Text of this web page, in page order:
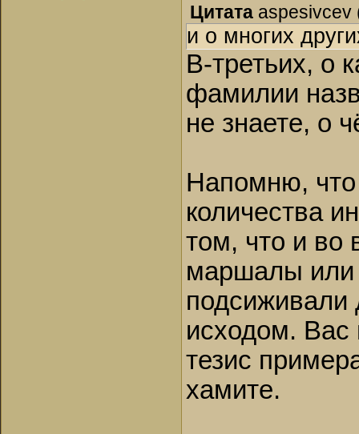
Цитата aspesivcev
и о многих
В-третьих, о
фамилии
не знаете, о
Напомню, что
количества
том, что и во
маршалы или
подсиживали
исходом. Вас
тезис
хамите.